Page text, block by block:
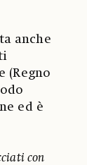
anche
(Regno
ed è
con